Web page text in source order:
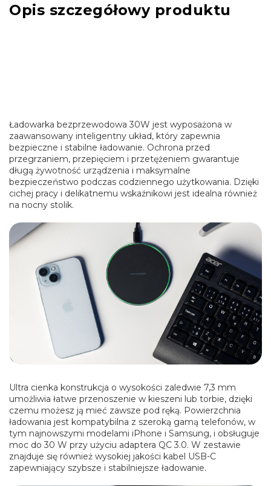
Opis szczegółowy produktu
Ładowarka bezprzewodowa 30W jest wyposażona w
zaawansowany inteligentny układ, który zapewnia
bezpieczne i stabilne ładowanie. Ochrona przed
przegrzaniem, przepięciem i przetężeniem gwarantuje
długą żywotność urządzenia i maksymalne
bezpieczeństwo podczas codziennego użytkowania. Dzięki
cichej pracy i delikatnemu wskaźnikowi jest idealna również
na nocny stolik.
Ultra cienka konstrukcja o wysokości zaledwie 7,3 mm
umożliwia łatwe przenoszenie w kieszeni lub torbie, dzięki
czemu możesz ją mieć zawsze pod ręką. Powierzchnia
ładowania jest kompatybilna z szeroką gamą telefonów, w
tym najnowszymi modelami iPhone i Samsung, i obsługuje
moc do 30 W przy użyciu adaptera QC 3.0. W zestawie
znajduje się również wysokiej jakości kabel USB-C
zapewniający szybsze i stabilniejsze ładowanie.